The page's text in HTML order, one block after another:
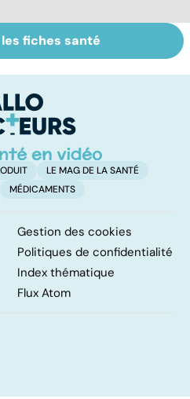
Inflammation des
amygdales : que
d'angine ?
fiches santé
LE MAG DE LA SANTÉ
MÉDICAMENTS
Gestion des cookies
Politiques de confidentialité
Index thématique
Flux Atom